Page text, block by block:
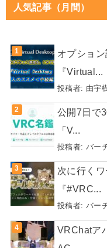
人気記事（月間）
オプション
『Virtual...
投稿者: 由宇
公開7日で
「V...
投稿者: バー
次に行く
『#VRC...
投稿者: バー
VRChatア